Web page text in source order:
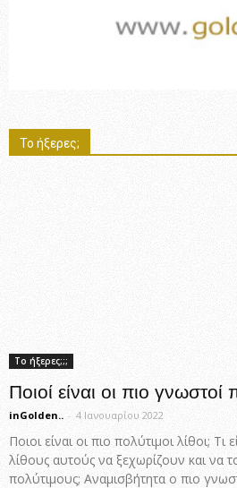
Το ήξερες;
Το ήξερες;;;
Ποιοί είναι οι πιο γνωστοί
inGolden.. - 4 Ιανουαρίου 2022
Ποιοι είναι οι πιο πολύτιμοι λίθοι; Τι
λίθους αυτούς να ξεχωρίζουν και να
πολύτιμους; Αναμισβήτητα ο πιο